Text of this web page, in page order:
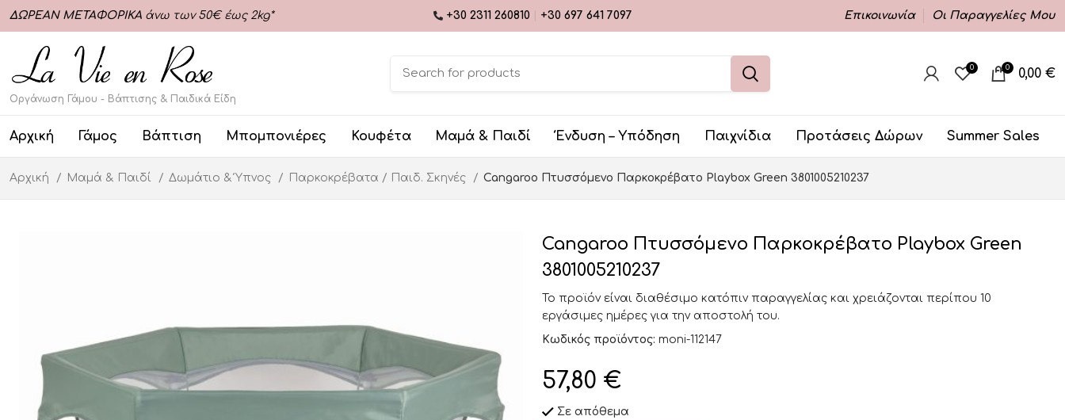
ΔΩΡΕΑΝ ΜΕΤΑΦΟΡΙΚΑ άνω των 50€ έως 2kg* +30 2311 260810 +30 697 641 7097 Επικοινωνία Οι Παραγγελίες Μου
Οργάνωση Γάμου - Βάπτισης & Παιδικά Είδη
0 0 0,00 €
Αρχική Γάμος Βάπτιση Μπομπονιέρες Κουφέτα Μαμά & Παιδί Ένδυση – Υπόδηση Παιχνίδια Προτάσεις Δώρων Summer Sales
Αρχική Μαμά & Παιδί Δωμάτιο & Ύπνος Παρκοκρέβατα / Παιδ. Σκηνές Cangaroo Πτυσσόμενο Παρκοκρέβατο Playbox Green 3801005210237
Cangaroo Πτυσσόμενο Παρκοκρέβατο Playbox Green
3801005210237
Το προϊόν είναι διαθέσιμο κατόπιν παραγγελίας και χρειάζονται περίπου 10
εργάσιμες ημέρες για την αποστολή του.
Κωδικός προϊόντος: moni-112147
57,80 €
Σε απόθεμα